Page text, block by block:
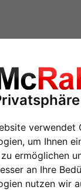
verwendet
um Ihnen
ermöglichen
an Ihre
nutzen wir
aus